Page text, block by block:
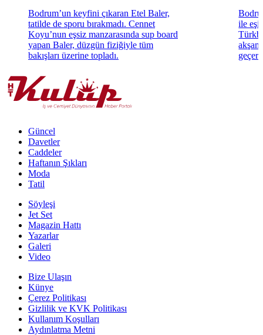
Bodrum’un keyfini çıkaran Etel Baler,
tatilde de sporu bırakmadı. Cennet
Koyu’nun eşsiz manzarasında sup board
yapan Baler, düzgün fiziğiyle tüm
bakışları üzerine topladı.
ile eşi
Güncel
Davetler
Caddeler
Haftanın Şıkları
Moda
Tatil
Söyleşi
Jet Set
Magazin Hattı
Yazarlar
Galeri
Video
Bize Ulaşın
Künye
Çerez Politikası
Gizlilik ve KVK Politikası
Kullanım Koşulları
Aydınlatma Metni